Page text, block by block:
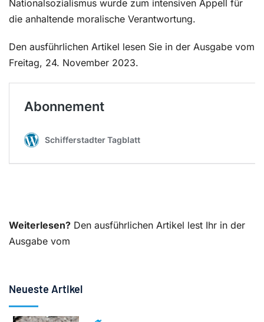
Nationalsozialismus wurde zum intensiven Appell für
die anhaltende moralische Verantwortung.
Den ausführlichen Artikel lesen Sie in der Ausgabe vom
Freitag, 24. November 2023.
Weiterlesen? Den ausführlichen Artikel lest Ihr in der
Ausgabe vom
Neueste Artikel